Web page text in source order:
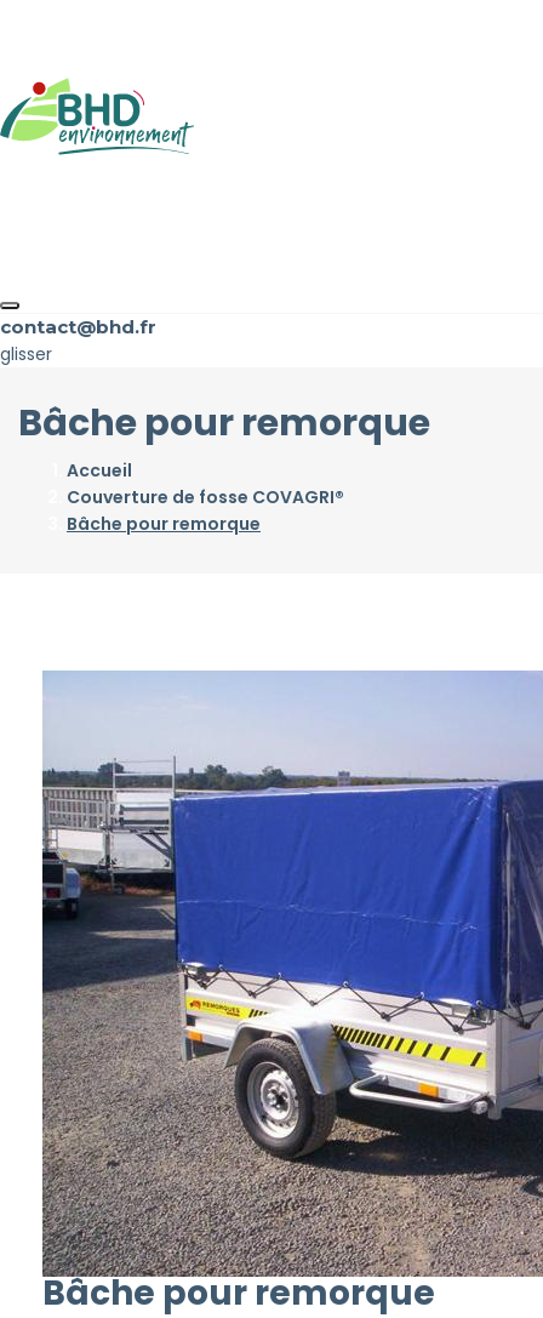
contact@bhd.fr
glisser
Bâche pour remorque
Accueil
Couverture de fosse COVAGRI®
Bâche pour remorque
Bâche pour remorque